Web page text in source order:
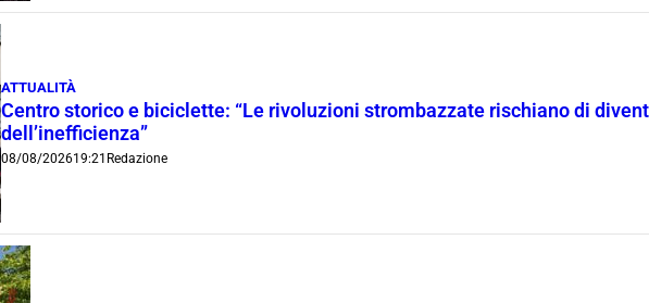
ATTUALITÀ
Centro storico e biciclette: “Le rivoluzioni strombazzate rischiano di
dell’inefficienza”
08/08/202619:21 Redazione